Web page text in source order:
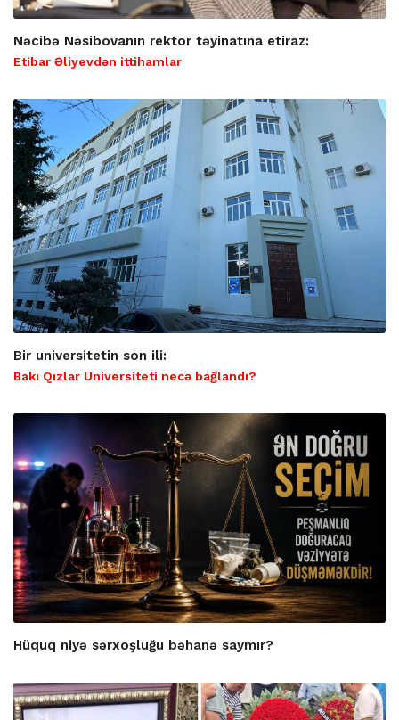
Nəcibə Nəsibovanın rektor təyinatına etiraz:
Etibar Əliyevdən ittihamlar
Bir universitetin son ili:
Bakı Qızlar Universiteti necə bağlandı?
Hüquq niyə sərxoşluğu bəhanə saymır?